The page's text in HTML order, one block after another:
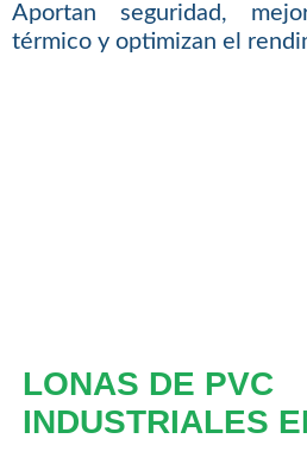
Aportan seguridad,
térmico y optimizan el
LONAS DE PVC
INDUSTRIALES